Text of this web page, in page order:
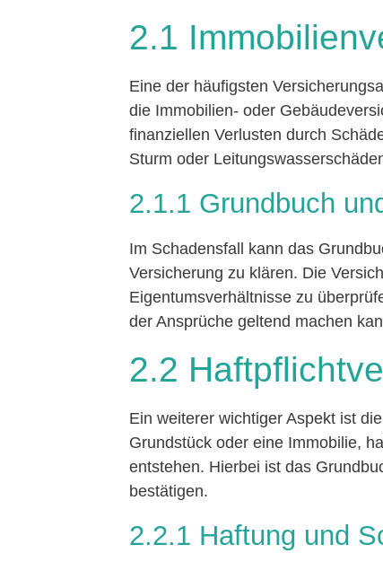
2.1
Eine der häufigsten
die Immobilien- oder
finanziellen Verlusten durch
Sturm oder
2.1.1 Grundbuch
Im Schadensfall kann das
Versicherung zu klären. Die
Eigentumsverhältnisse zu
der Ansprüche geltend machen
2.2
Ein weiterer wichtiger Aspekt ist
Grundstück oder eine Immobilie,
entstehen. Hierbei ist das
bestätigen.
2.2.1 Haftung und